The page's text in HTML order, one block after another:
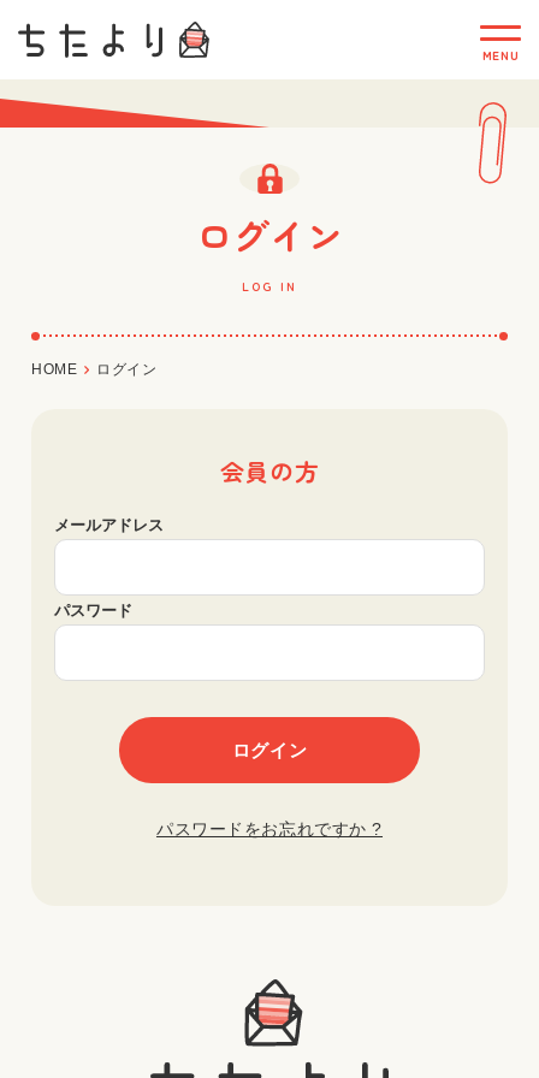
ログイン
LOG IN
HOME ログイン
会員の方
メールアドレス
パスワード
パスワードをお忘れですか ?